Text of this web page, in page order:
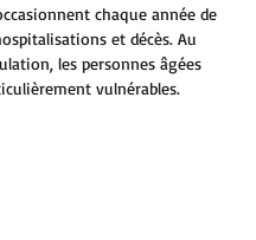
chaque année de
et décès. Au
les personnes âgées
vulnérables.